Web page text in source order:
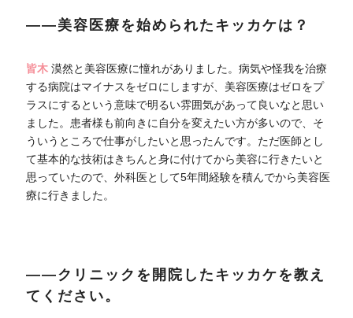
――美容医療を始められたキッカケは？
皆木漠然と美容医療に憧れがありました。病気や怪我を治療
する病院はマイナスをゼロにしますが、美容医療はゼロをプ
ラスにするという意味で明るい雰囲気があって良いなと思い
ました。患者様も前向きに自分を変えたい方が多いので、そ
ういうところで仕事がしたいと思ったんです。ただ医師とし
て基本的な技術はきちんと身に付けてから美容に行きたいと
思っていたので、外科医として5年間経験を積んでから美容医
療に行きました。
――クリニックを開院したキッカケを教え
てください。